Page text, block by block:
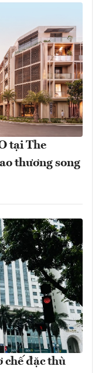
tại The
thương song
chế đặc thù